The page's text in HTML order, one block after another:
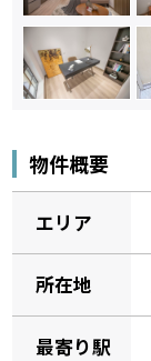
物件概要
エリア
所在地
最寄り駅